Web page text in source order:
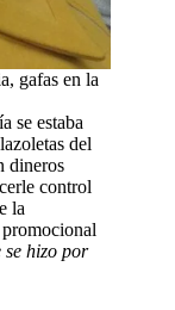
gafas en la
se estaba
del
dineros
control
la
se hizo por